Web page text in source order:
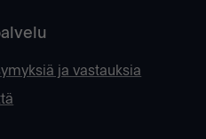
ja vastauksia